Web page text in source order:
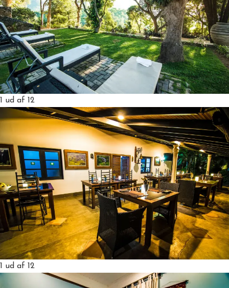
1 ud af 12
1 ud af 12